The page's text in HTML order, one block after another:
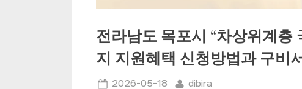
전라남도 목포시 “차상위계층
지 지원혜택 신청방법과 구비
Posted
2026-05-18 By
dibira